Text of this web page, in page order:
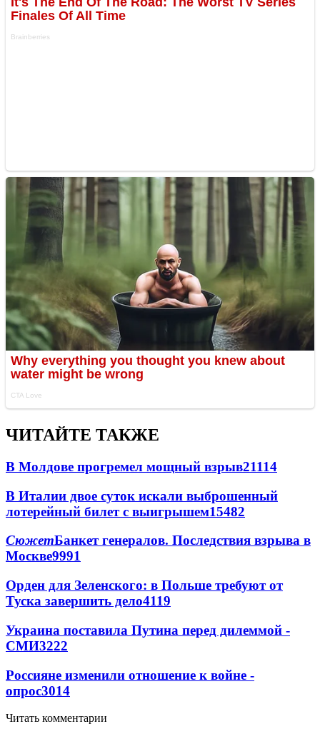
ЧИТАЙТЕ ТАКЖЕ
В Молдове прогремел мощный взрыв21114
В Италии двое суток искали выброшенный
лотерейный билет с выигрышем15482
СюжетБанкет генералов. Последствия взрыва в
Москве9991
Орден для Зеленского: в Польше требуют от
Туска завершить дело4119
Украина поставила Путина перед дилеммой -
СМИ3222
Россияне изменили отношение к войне -
опрос3014
Читать комментарии